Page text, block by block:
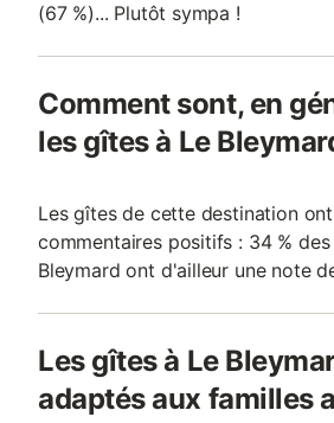
(67 %)... Plutôt sympa !
Comment sont, en
les gîtes à Le
Les gîtes de cette destination
commentaires positifs : 34 %
Bleymard ont d'ailleur une note
Les gîtes à Le
adaptés aux familles